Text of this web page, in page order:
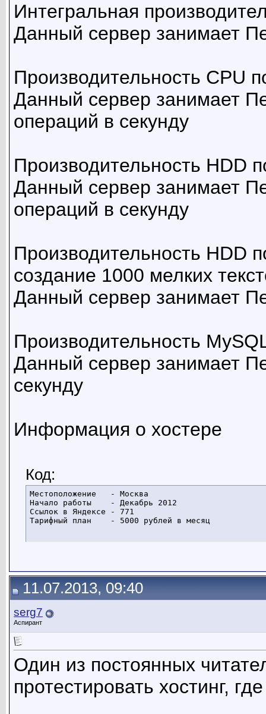
Интегральная
Данный сервер занимает
Производительность CPU
Данный сервер занимает
операций в секунду
Производительность HDD
Данный сервер занимает
операций в секунду
Производительность HDD
создание 1000 мелких
Данный сервер занимает
Производительность
Данный сервер занимает
секунду
Информация о хостере
Код:
Местоположение   - Москва
Начало работы    - Декабрь 2012
Ссылок в Яндексе - 771
Тарифный план    - 5000 рублей в месяц
11.07.2013, 09:40
serg7
Аспирант
Один из постоянных
протестировать хостинг,